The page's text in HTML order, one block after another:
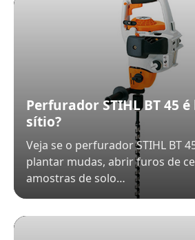
Perfurador STIHL BT 45
sítio?
Veja se o perfurador STIHL BT
plantar mudas, abrir furos de
amostras de solo…